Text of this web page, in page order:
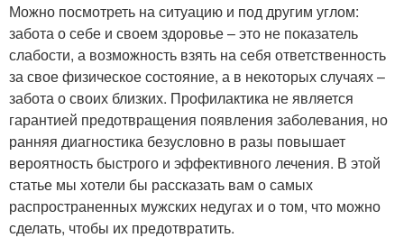
Можно посмотреть на ситуацию и под другим углом:
забота о себе и своем здоровье – это не показатель
слабости, а возможность взять на себя ответственность
за свое физическое состояние, а в некоторых случаях –
забота о своих близких. Профилактика не является
гарантией предотвращения появления заболевания, но
ранняя диагностика безусловно в разы повышает
вероятность быстрого и эффективного лечения. В этой
статье мы хотели бы рассказать вам о самых
распространенных мужских недугах и о том, что можно
сделать, чтобы их предотвратить.